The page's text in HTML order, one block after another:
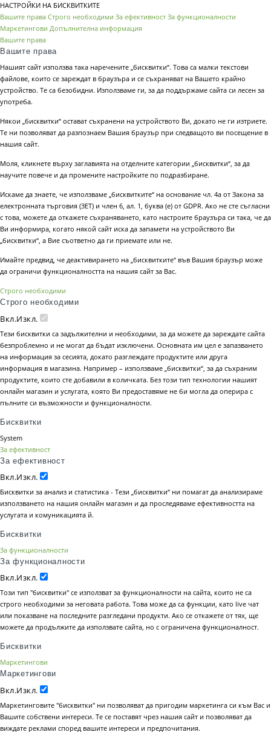
НАСТРОЙКИ НА БИСКВИТКИТЕ
Вашите права Строго необходими За ефективност За функционалности
Маркетингови Допълнителна информация
Вашите права
Вашите права
Нашият сайт използва така наречените „бисквитки“. Това са малки текстови
файлове, които се зареждат в браузъра и се съхраняват на Вашето крайно
устройство. Те са безобидни. Използваме ги, за да поддържаме сайта си лесен за
употреба.
Някои „бисквитки“ остават съхранени на устройството Ви, докато не ги изтриете.
Те ни позволяват да разпознаем Вашия браузър при следващото ви посещение в
нашия сайт.
Моля, кликнете върху заглавията на отделните категории „бисквитки“, за да
научите повече и да промените настройките по подразбиране.
Искаме да знаете, че използваме „бисквитките“ на основание чл. 4а от Закона за
електронната търговия (ЗЕТ) и член 6, ал. 1, буква (е) от GDPR. Ако не сте съгласни
с това, можете да откажете съхраняването, като настроите браузъра си така, че да
Ви информира, когато някой сайт иска да запамети на устройството Ви
„бисквитки“, а Вие съответно да ги приемате или не.
Имайте предвид, че деактивирането на „бисквитките“ във Вашия браузър може
да ограничи функционалността на нашия сайт за Вас.
Строго необходими
Строго необходими
Вкл.Изкл.
Тези бисквитки са задължителни и необходими, за да можете да зареждате сайта
безпроблемно и не могат да бъдат изключени. Основната им цел е запазването
на информация за сесията, докато разглеждате продуктите или друга
информация в магазина. Например – използваме „бисквитки“, за да съхраним
продуктите, които сте добавили в количката. Без този тип технологии нашият
онлайн магазин и услугата, която Ви предоставяме не би могла да оперира с
пълните си възможности и функционалности.
Бисквитки
System
За ефективност
За ефективност
Вкл.Изкл.
Бисквитки за анализ и статистика - Тези „бисквитки“ ни помагат да анализираме
използването на нашия онлайн магазин и да проследяваме ефективността на
услугата и комуникацията й.
Бисквитки
За функционалности
За функционалности
Вкл.Изкл.
Този тип "бисквитки" се използват за функционалности на сайта, които не са
строго необходими за неговата работа. Това може да са функции, като live чат
или показване на последните разгледани продукти. Ако се откажете от тях, ще
можете да продължите да използвате сайта, но с ограничена функционалност.
Бисквитки
Маркетингови
Маркетингови
Вкл.Изкл.
Маркетинговите "бисквитки" ни позволяват да пригодим маркетинга си към Вас и
Вашите собствени интереси. Те се поставят чрез нашия сайт и позволяват да
виждате реклами според вашите интереси и предпочитания.